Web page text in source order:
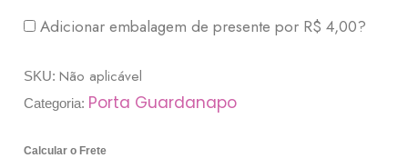
Adicionar embalagem de presente por R$ 4,00?
SKU:Não aplicável
Categoria: Porta Guardanapo
Calcular o Frete